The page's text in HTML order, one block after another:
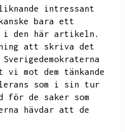
intressant
bara ett
i den här artikeln.
att skriva det
mot dem tänkande
som i sin tur
för de saker som
hävdar att de